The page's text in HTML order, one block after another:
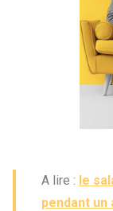
A lire : le
pendant un